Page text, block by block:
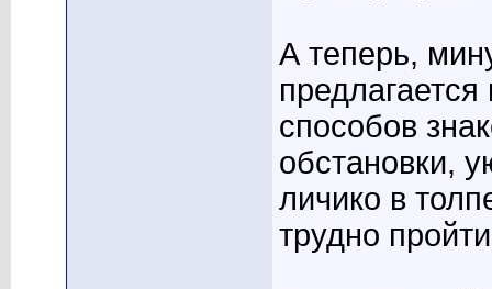
А теперь,
способов
обстановки,
личико в
трудно